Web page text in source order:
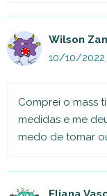
Wilson
10/10/2022
Comprei o mass
medidas e me
medo de tomar